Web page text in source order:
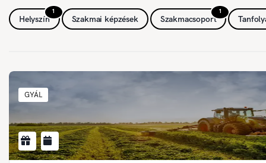
1
Helyszín Szakmai képzések
1
Szakmacsoport
GYÁL